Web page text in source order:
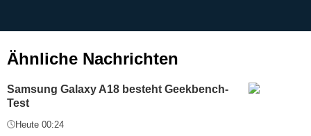
Ähnliche Nachrichten
Samsung Galaxy A18 besteht Geekbench-
Test
Heute 00:24